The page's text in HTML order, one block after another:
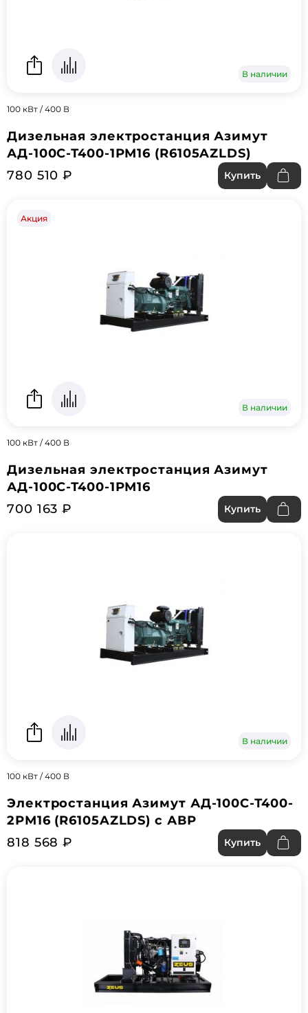
В наличии
100 кВт / 400 В
Дизельная электростанция Азимут
АД-100С-Т400-1РМ16 (R6105AZLDS)
780 510 ₽
Купить
Акция
В наличии
100 кВт / 400 В
Дизельная электростанция Азимут
АД-100С-Т400-1РМ16
700 163 ₽
Купить
В наличии
100 кВт / 400 В
Электростанция Азимут АД-100С-Т400-
2РМ16 (R6105AZLDS) с АВР
818 568 ₽
Купить